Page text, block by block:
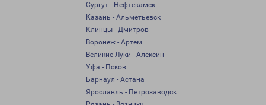
Сургут - Нефтекамск
Казань - Альметьевск
Клинцы - Дмитров
Воронеж - Артем
Великие Луки - Алексин
Уфа - Псков
Барнаул - Астана
Ярославль - Петрозаводск